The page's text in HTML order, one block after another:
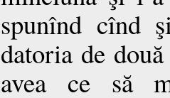
spunînd cînd
datoria de
avea ce să